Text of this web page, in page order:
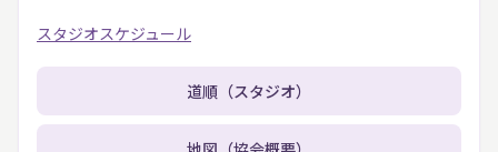
スタジオスケジュール
道順（スタジオ）